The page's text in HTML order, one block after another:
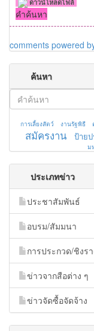
ดาวน์โหลดไฟล์
คำค้นหา
comments powered
ค้นหา
การเลี้ยงสัตว์ งานรัฐพิธี
สมัครงาน ป้าย
ม
ประเภทข่าว
ประชาสัมพันธ์
อบรม/สัมมนา
การประกวด/ชิงร
ข่าวจากสือต่าง ๆ
ข่าวจัดซื้อจัดจ้าง